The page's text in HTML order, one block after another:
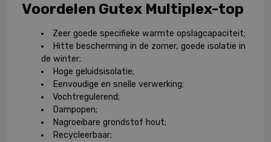
Voordelen Gutex Multiplex-top
Zeer goede specifieke warmte opslagcapaciteit;
Hitte bescherming in de zomer, goede isolatie in
de winter;
Hoge geluidsisolatie;
Eenvoudige en snelle verwerking;
Vochtregulerend;
Dampopen;
Nagroeibare grondstof hout;
Recycleerbaar;